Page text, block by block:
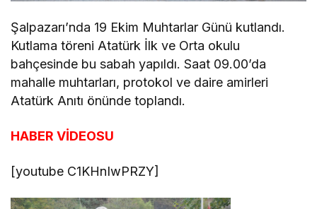
Şalpazarı’nda 19 Ekim Muhtarlar Günü kutlandı.
Kutlama töreni Atatürk İlk ve Orta okulu
bahçesinde bu sabah yapıldı. Saat 09.00’da
mahalle muhtarları, protokol ve daire amirleri
Atatürk Anıtı önünde toplandı.
HABER VİDEOSU
[youtube C1KHnIwPRZY]